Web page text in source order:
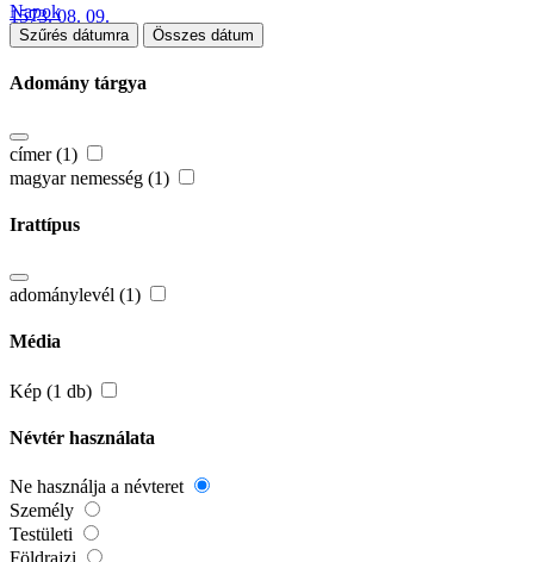
1573. 08. 09.
Napok
Szűrés dátumra Összes dátum
Adomány tárgya
címer (1)
magyar nemesség (1)
Irattípus
adománylevél (1)
Média
Kép (1 db)
Névtér használata
Ne használja a névteret
Személy
Testületi